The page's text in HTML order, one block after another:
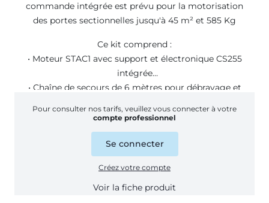
commande intégrée est prévu pour la motorisation
des portes sectionnelles jusqu'à 45 m² et 585 Kg
Ce kit comprend :
• Moteur STAC1 avec support et électronique CS255
intégrée
• Chaîne de secours de 6 mètres pour débrayage et
• Boite à 3 boutons (montée, descente, stop)
• Cable de liaison de 7 mètres
Pour consulter nos tarifs, veuillez vous connecter à votre
compte professionnel
Se connecter
Créez votre compte
Voir la fiche produit